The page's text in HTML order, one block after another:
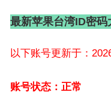
最新苹果台湾ID密码
以下账号更新于：
账号状态：正常